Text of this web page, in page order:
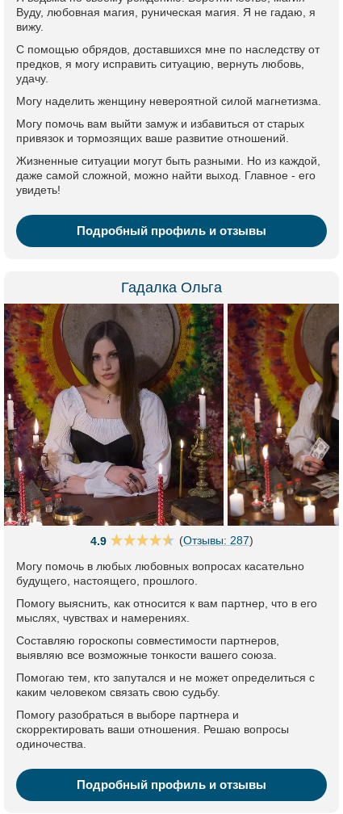
Вуду, любовная магия, руническая магия. Я не гадаю, я
вижу.
С помощью обрядов, доставшихся мне по наследству от
предков, я могу исправить ситуацию, вернуть любовь,
удачу.
Могу наделить женщину невероятной силой магнетизма.
Могу помочь вам выйти замуж и избавиться от старых
привязок и тормозящих ваше развитие отношений.
Жизненные ситуации могут быть разными. Но из каждой,
даже самой сложной, можно найти выход. Главное - его
увидеть!
Подробный профиль и отзывы
Гадалка Ольга
4.9 (Отзывы: 287)
Могу помочь в любых любовных вопросах касательно
будущего, настоящего, прошлого.
Помогу выяснить, как относится к вам партнер, что в его
мыслях, чувствах и намерениях.
Составляю гороскопы совместимости партнеров,
выявляю все возможные тонкости вашего союза.
Помогаю тем, кто запутался и не может определиться с
каким человеком связать свою судьбу.
Помогу разобраться в выборе партнера и
скорректировать ваши отношения. Решаю вопросы
одиночества.
Подробный профиль и отзывы